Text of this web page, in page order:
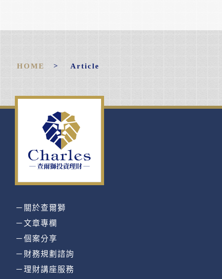
HOME > Article
－關於查爾獅
－文章專欄
－個案分享
－財務規劃諮詢
－理財講座服務